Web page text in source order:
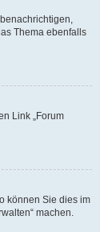
Thema ebenfalls
Link „Forum
können Sie dies im
machen.